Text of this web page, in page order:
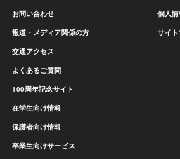
お問い合わせ
報道・メディア関係の方
交通アクセス
よくあるご質問
100周年記念サイト
在学生向け情報
保護者向け情報
卒業生向けサービス
個人
サイ